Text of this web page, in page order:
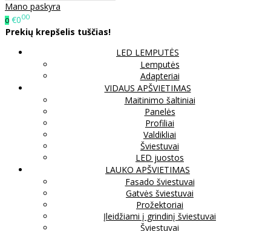
Mano paskyra
0 €000
Prekių krepšelis tuščias!
LED LEMPUTĖS
Lemputės
Adapteriai
VIDAUS APŠVIETIMAS
Maitinimo šaltiniai
Panelės
Profiliai
Valdikliai
Šviestuvai
LED juostos
LAUKO APŠVIETIMAS
Fasado šviestuvai
Gatvės šviestuvai
Prožektoriai
Įleidžiami į grindinį šviestuvai
Šviestuvai